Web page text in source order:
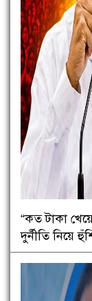
“কত টাকা
দুর্নীতি নিয়ে